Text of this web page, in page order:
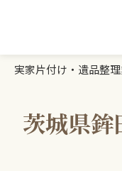
遺品整理
業者を探
実家片付け・遺品整
茨城県鉾